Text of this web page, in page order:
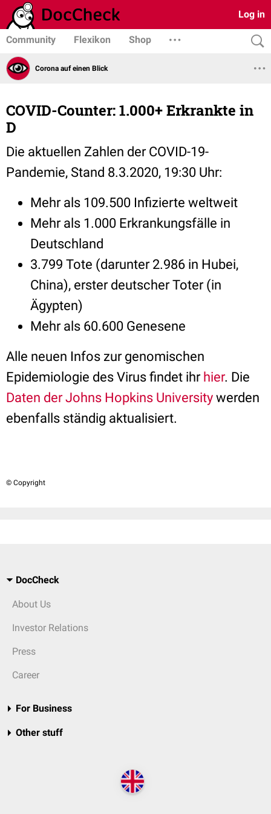
Log in
Community Flexikon Shop
Corona auf einen Blick
COVID-Counter: 1.000+ Erkrankte in
D
Die aktuellen Zahlen der COVID-19-
Pandemie, Stand 8.3.2020, 19:30 Uhr:
Mehr als 109.500 Infizierte weltweit
Mehr als 1.000 Erkrankungsfälle in
Deutschland
3.799 Tote (darunter 2.986 in Hubei,
China), erster deutscher Toter (in
Ägypten)
Mehr als 60.600 Genesene
Alle neuen Infos zur genomischen
Epidemiologie des Virus findet ihr hier. Die
Daten der Johns Hopkins University werden
ebenfalls ständig aktualisiert.
© Copyright
DocCheck
About Us
Investor Relations
Press
Career
For Business
Other stuff